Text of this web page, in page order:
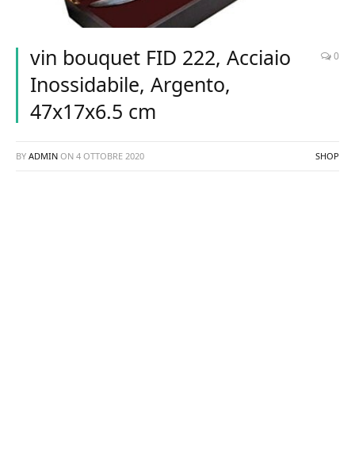
vin bouquet FID 222, Acciaio
Inossidabile, Argento,
47x17x6.5 cm
0
BY ADMIN ON 4 OTTOBRE 2020 SHOP